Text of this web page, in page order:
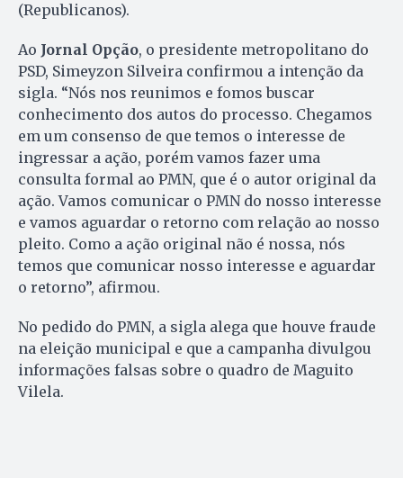
(Republicanos).
Ao Jornal Opção, o presidente metropolitano do
PSD, Simeyzon Silveira confirmou a intenção da
sigla. “Nós nos reunimos e fomos buscar
conhecimento dos autos do processo. Chegamos
em um consenso de que temos o interesse de
ingressar a ação, porém vamos fazer uma
consulta formal ao PMN, que é o autor original da
ação. Vamos comunicar o PMN do nosso interesse
e vamos aguardar o retorno com relação ao nosso
pleito. Como a ação original não é nossa, nós
temos que comunicar nosso interesse e aguardar
o retorno”, afirmou.
No pedido do PMN, a sigla alega que houve fraude
na eleição municipal e que a campanha divulgou
informações falsas sobre o quadro de Maguito
Vilela.